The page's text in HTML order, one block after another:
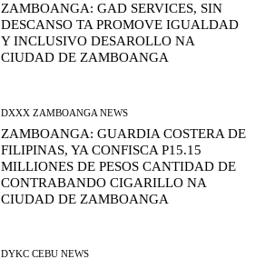
ZAMBOANGA: GAD SERVICES, SIN
DESCANSO TA PROMOVE IGUALDAD
Y INCLUSIVO DESAROLLO NA
CIUDAD DE ZAMBOANGA
DXXX ZAMBOANGA NEWS
ZAMBOANGA: GUARDIA COSTERA DE
FILIPINAS, YA CONFISCA P15.15
MILLIONES DE PESOS CANTIDAD DE
CONTRABANDO CIGARILLO NA
CIUDAD DE ZAMBOANGA
DYKC CEBU NEWS